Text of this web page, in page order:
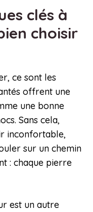
clés à
choisir
ce sont les
offrent une
une bonne
Sans cela,
inconfortable,
sur un chemin
: chaque pierre
est un autre